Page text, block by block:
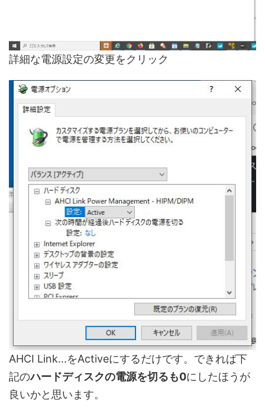
詳細な電源設定の変更をクリック
AHCI Link...をActiveにするだけです。できれば下
記のハードディスクの電源を切るも0にしたほうが
良いかと思います。